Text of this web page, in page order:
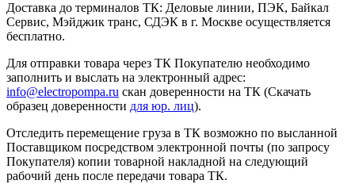
Доставка до терминалов ТК: Деловые линии, ПЭК, Байкал
Сервис, Мэйджик транс, СДЭК в г. Москве осуществляется
бесплатно.
Для отправки товара через ТК Покупателю необходимо
заполнить и выслать на электронный адрес:
info@electropompa.ru скан доверенности на ТК (Скачать
образец доверенности для юр. лиц).
Отследить перемещение груза в ТК возможно по высланной
Поставщиком посредством электронной почты (по запросу
Покупателя) копии товарной накладной на следующий
рабочий день после передачи товара ТК.